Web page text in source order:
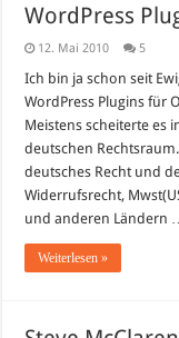
WordPress
12. Mai 2010 5
Ich bin ja schon seit
WordPress Plugins für
Meistens scheiterte es
deutschen
deutsches Recht und
Widerrufsrecht,
und anderen Ländern
Weiterlesen »